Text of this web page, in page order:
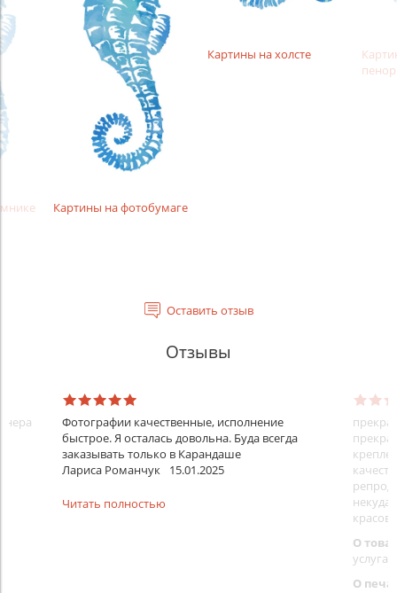
Картины на фотобумаге
Картины на холсте
Оставить отзыв
Отзывы
Фотографии качественные, исполнение
быстрое. Я осталась довольна. Буда всегда
заказывать только в Карандаше
Лариса Романчук
15.01.2025
Читать полностью
О
услуга
О